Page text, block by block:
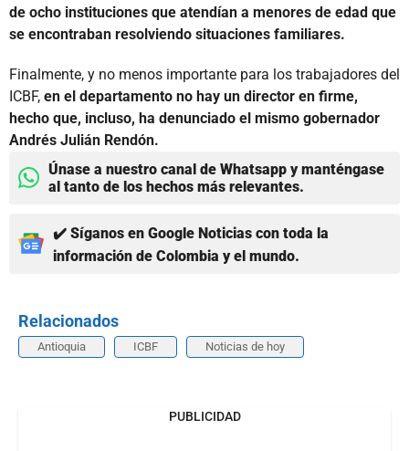
de ocho instituciones que atendían a menores de edad que
se encontraban resolviendo situaciones familiares.
Finalmente, y no menos importante para los trabajadores del
ICBF, en el departamento no hay un director en firme,
hecho que, incluso, ha denunciado el mismo gobernador
Andrés Julián Rendón.
Únase a nuestro canal de Whatsapp y manténgase
al tanto de los hechos más relevantes.
✔️ Síganos en Google Noticias con toda la
información de Colombia y el mundo.
Relacionados
Antioquia ICBF Noticias de hoy
PUBLICIDAD